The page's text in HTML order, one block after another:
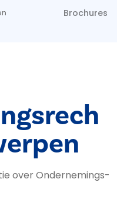
Brochures
over Ondernemings­